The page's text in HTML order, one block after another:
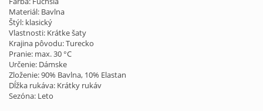
Materiál: Bavlna
Štýl: klasický
Vlastnosti: Krátke šaty
Krajina pôvodu: Turecko
Pranie: max. 30 °C
Určenie: Dámske
Zloženie: 90% Bavlna, 10% Elastan
Dĺžka rukáva: Krátky rukáv
Sezóna: Leto